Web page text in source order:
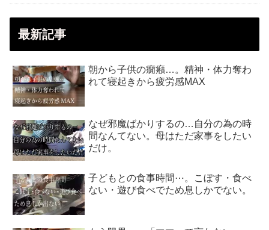
最新記事
朝から子供の癇癪…。精神・体力奪わ
れて寝起きから疲労感MAX
なぜ邪魔ばかりするの…自分の為の時
間なんてない。母はただ家事をしたい
だけ。
子どもとの食事時間⋯。こぼす・食べ
ない・遊び食べでため息しかでない。